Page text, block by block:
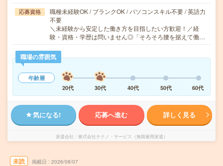
応募資格
職種未経験OK / ブランクOK / パソコンスキル不要 / 英語力
不要
＼未経験から安定した働き方を目指したい方歓迎！／経
験・資格・学歴は問いません◎「そろそろ腰を据えて働…
職場の雰囲気
年齢層
20代
30代 40代 50代 60代
気になる! 応募へ進む 詳しく見る
派遣会社 株式会社テクノ・サービス（無期雇用派遣）
未読 掲載日 2026/08/07